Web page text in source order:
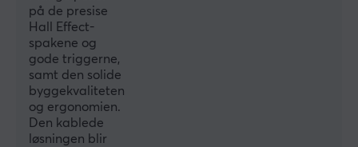
Trådløs
Kompatibilitet
PC, SteamOS, Xbox One, Xbox Series
GARANTI
på de presise
Hall Effect-
spakene og
gode triggerne,
samt den solide
byggekvaliteten
og ergonomien.
Den kablede
løsningen blir